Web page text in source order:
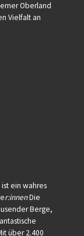
Oberland
Vielfalt an
ein wahres
r:innenDie
Berge,
über 2.400